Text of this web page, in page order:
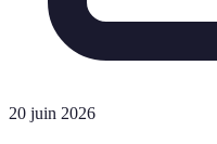
20 juin 2026